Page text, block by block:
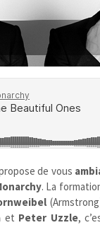
de vous
. La
et Peter Uzzle,